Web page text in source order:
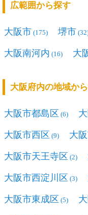
広範囲から探す
大阪市 (175) 堺市
大阪南河内 (16) 大
大阪府内の地域か
大阪市都島区 (6)
大阪市西区 (9) 大
大阪市天王寺区 (2)
大阪市西淀川区 (3)
大阪市東成区 (5)